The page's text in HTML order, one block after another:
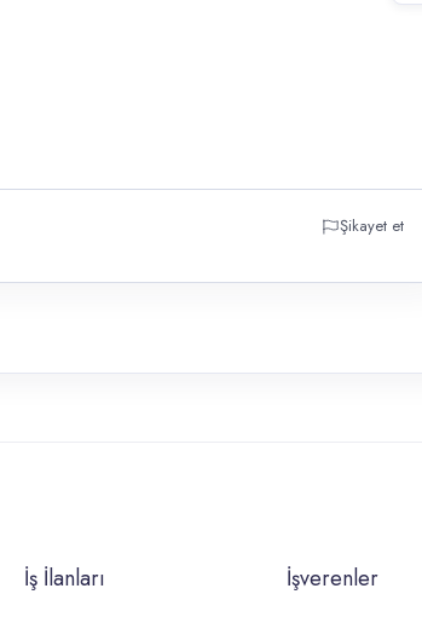
Şikayet et
İş İlanları İşverenler